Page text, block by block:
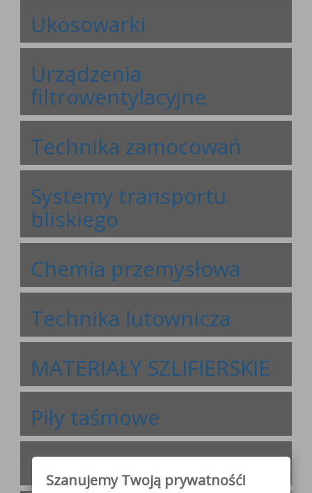
Ukosowarki
Urządzenia
filtrowentylacyjne
Technika zamocowań
Systemy transportu
bliskiego
Chemia przemysłowa
Technika lutownicza
MATERIAŁY SZLIFIERSKIE
Piły taśmowe
Materiały spawalnicze
Szanujemy Twoją prywatność!